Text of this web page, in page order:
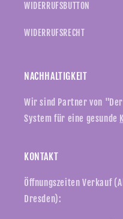
WIDERRUFSBUTTON
WIDERRUFSRECHT
NACHHALTIGKEIT
Wir sind Partner von
System für eine gesunde
KONTAKT
Öffnungszeiten Verkauf
Dresden):